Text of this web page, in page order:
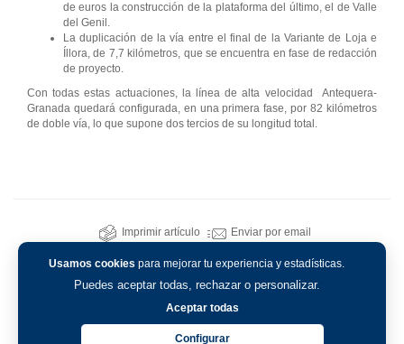
Usamos cookies para mejorar tu experiencia y estadísticas.
Puedes aceptar todas, rechazar o personalizar.
Aceptar todas
Configurar
de euros la construcción de la plataforma del último, el de Valle
del Genil.
La duplicación de la vía entre el final de la Variante de Loja e
Íllora, de 7,7 kilómetros, que se encuentra en fase de redacción
de proyecto.
Con todas estas actuaciones, la línea de alta velocidad Antequera-
Granada quedará configurada, en una primera fase, por 82 kilómetros
de doble vía, lo que supone dos tercios de su longitud total.
Imprimir artículo Enviar por email